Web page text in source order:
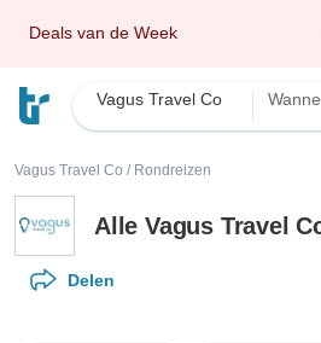
Deals van de Week
Vagus Travel Co
Vagus Travel Co / Rondreizen
Alle Vagus Travel
Delen